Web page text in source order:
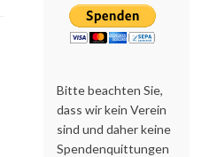
Bitte beachten Sie,
dass wir kein Verein
sind und daher keine
Spendenquittungen